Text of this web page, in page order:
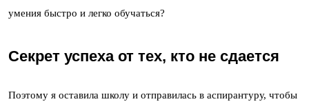
умения быстро и легко обучаться?
Секрет успеха от тех, кто не сдается
Поэтому я оставила школу и отправилась в аспирантуру, чтобы